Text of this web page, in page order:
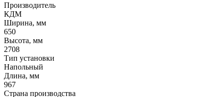
Производитель
КДМ
Ширина, мм
650
Высота, мм
2708
Тип установки
Напольный
Длина, мм
967
Страна производства